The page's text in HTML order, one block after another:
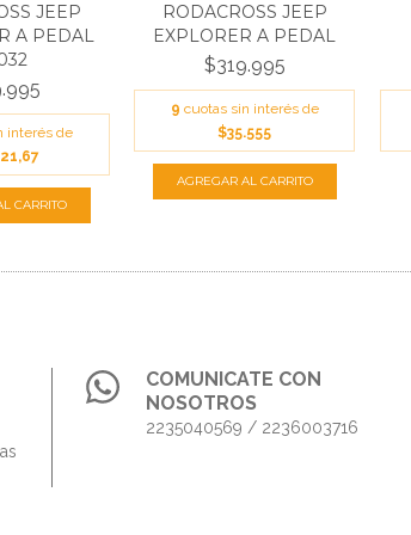
JEEP
A PEDAL
interés de
RODACROSS JEEP
EXPLORER A PEDAL
$319.995
9 cuotas sin interés de
$35.555
COMUNICATE CON
NOSOTROS
2235040569 / 2236003716